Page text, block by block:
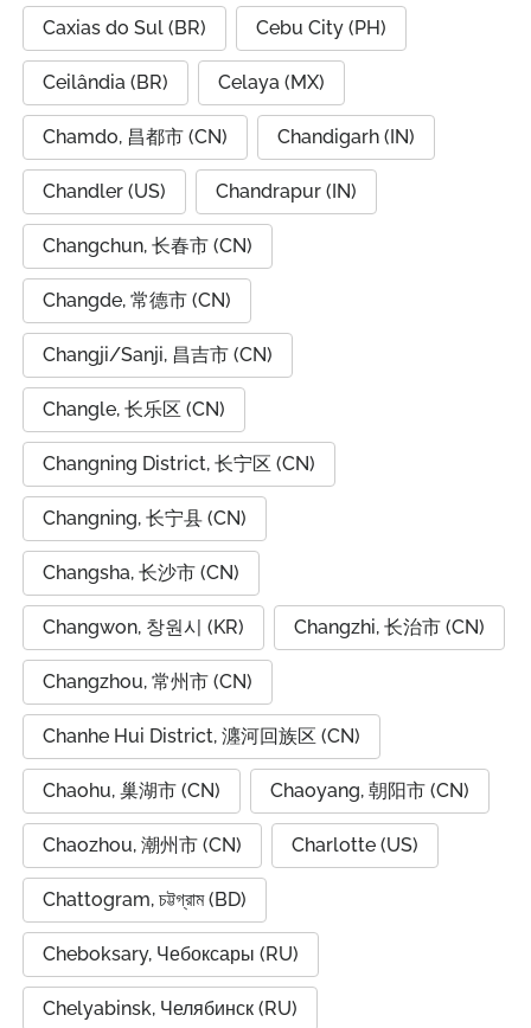
Caxias do Sul (BR) Cebu City (PH)
Ceilândia (BR) Celaya (MX)
Chamdo, 昌都市 (CN) Chandigarh (IN)
Chandler (US) Chandrapur (IN)
Changchun, 长春市 (CN)
Changde, 常德市 (CN)
Changji/Sanji, 昌吉市 (CN)
Changle, 长乐区 (CN)
Changning District, 长宁区 (CN)
Changning, 长宁县 (CN)
Changsha, 长沙市 (CN)
Changwon, 창원시 (KR) Changzhi, 长治市 (CN)
Changzhou, 常州市 (CN)
Chanhe Hui District, 瀍河回族区 (CN)
Chaohu, 巢湖市 (CN) Chaoyang, 朝阳市 (CN)
Chaozhou, 潮州市 (CN) Charlotte (US)
Chattogram, চট্টগ্রাম (BD)
Cheboksary, Чебоксары (RU)
Chelyabinsk, Челябинск (RU)